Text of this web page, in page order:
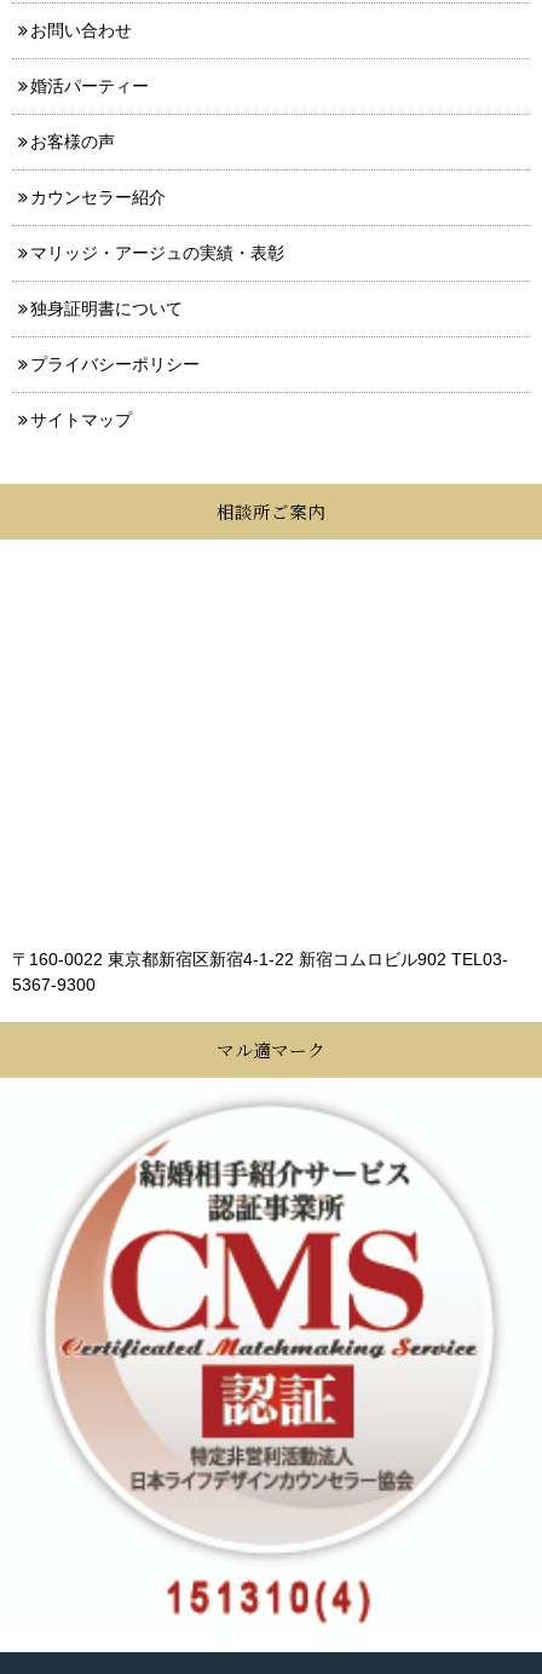
お問い合わせ
婚活パーティー
お客様の声
カウンセラー紹介
マリッジ・アージュの実績・表彰
独身証明書について
プライバシーポリシー
サイトマップ
相談所ご案内
〒160-0022 東京都新宿区新宿4-1-22 新宿コムロビル902 TEL03-
5367-9300
マル適マーク